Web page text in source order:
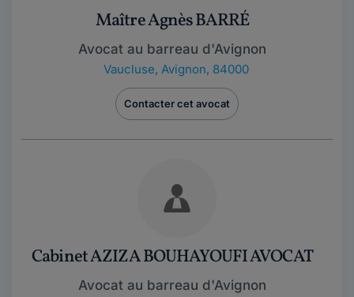
Maître Agnès BARRÉ
Avocat au barreau d'Avignon
Vaucluse, Avignon, 84000
Contacter cet avocat
Cabinet AZIZA BOUHAYOUFI AVOCAT
Avocat au barreau d'Avignon